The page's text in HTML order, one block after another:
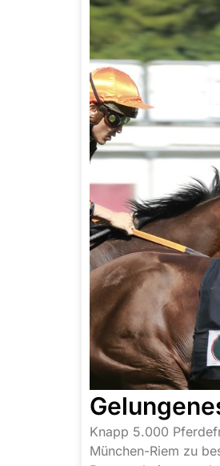
Knapp 5.000
München-Riem zu